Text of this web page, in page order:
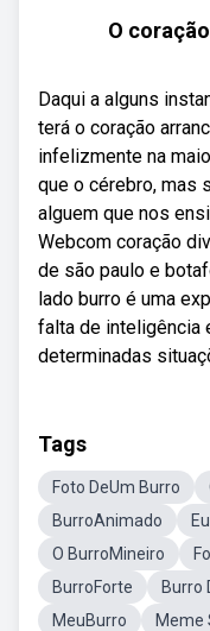
O
Daqui a alguns
terá o coração
infelizmente na
que o cérebro, mas
alguem que nos
Webcom coração
de são paulo e
lado burro é uma
falta de inteligência
determinadas
Tags
Foto DeUm Burro
BurroAnimado
O BurroMineiro
BurroForte
Burro
MeuBurro
Meme